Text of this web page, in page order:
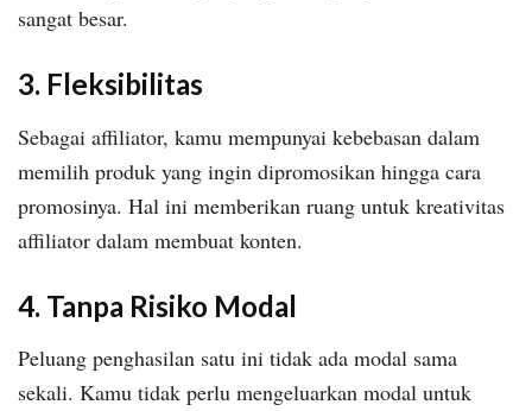
sangat besar.
3. Fleksibilitas
Sebagai affiliator, kamu mempunyai kebebasan dalam
memilih produk yang ingin dipromosikan hingga cara
promosinya. Hal ini memberikan ruang untuk kreativitas
affiliator dalam membuat konten.
4. Tanpa Risiko Modal
Peluang penghasilan satu ini tidak ada modal sama
sekali. Kamu tidak perlu mengeluarkan modal untuk